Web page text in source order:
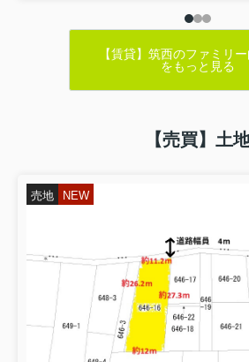
【賃貸】筑西のファミリ
をもっと見る
【売買】土
売地 NEW